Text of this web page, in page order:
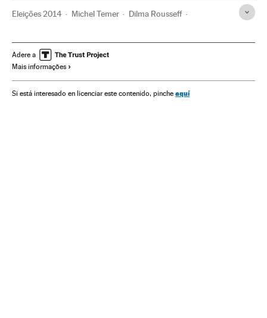
Eleições 2014 Michel Temer Dilma Rousseff
Eleições presidenciais Presidência Brasil
Governo Brasil
Administração pública Partido dos Trabalhadores
Adere a
Mais informações
Si está interesado en licenciar este contenido, pinche aquí